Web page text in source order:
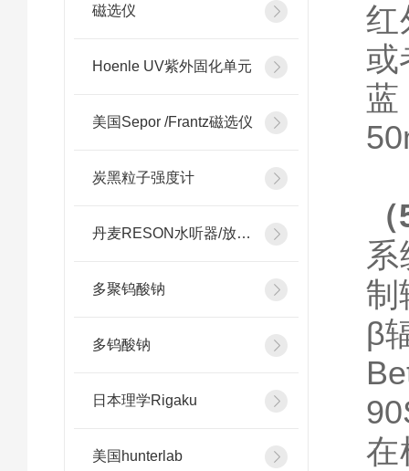
磁选仪
Hoenle UV紫外固化单元
美国Sepor /Frantz磁选仪
炭黑粒子强度计
丹麦RESON水听器/放大器
多聚钨酸钠
多钨酸钠
日本理学Rigaku
美国hunterlab
红
或
制
β
在